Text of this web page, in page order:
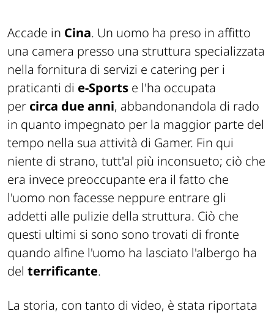
Accade in Cina. Un uomo ha preso in affitto
una camera presso una struttura specializzata
nella fornitura di servizi e catering per i
praticanti di e-Sports e l'ha occupata
per circa due anni, abbandonandola di rado
in quanto impegnato per la maggior parte del
tempo nella sua attività di Gamer. Fin qui
niente di strano, tutt'al più inconsueto; ciò che
era invece preoccupante era il fatto che
l'uomo non facesse neppure entrare gli
addetti alle pulizie della struttura. Ciò che
questi ultimi si sono sono trovati di fronte
quando alfine l'uomo ha lasciato l'albergo ha
del terrificante.
La storia, con tanto di video, è stata riportata